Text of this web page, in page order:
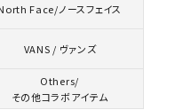
Face/ノースフェイス
VANS / ヴァンズ
Others/
その他コラボアイテム